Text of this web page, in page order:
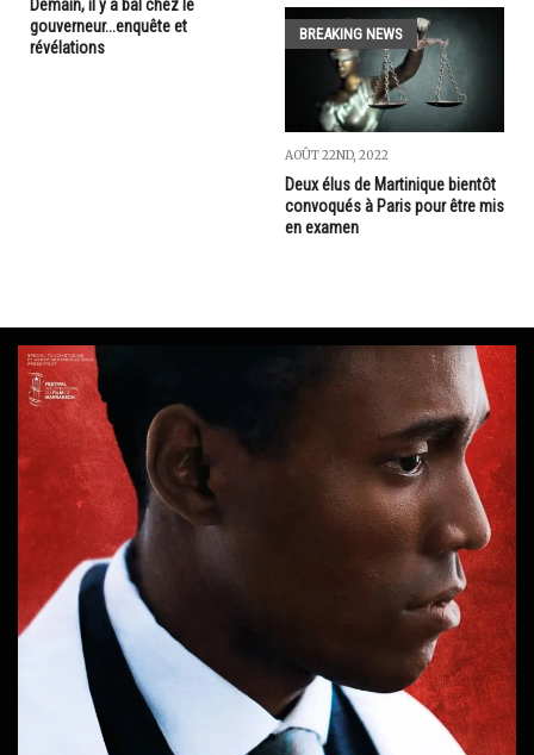
Demain, il y a bal chez le
gouverneur...enquête et
révélations
BREAKING NEWS
AOÛT 22ND, 2022
Deux élus de Martinique bientôt
convoqués à Paris pour être mis
en examen